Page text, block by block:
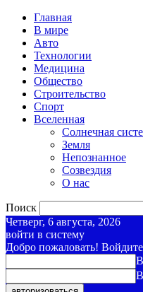
Главная
В мире
Авто
Технологии
Медицина
Общество
Строительство
Спорт
Вселенная
Солнечная
Земля
Непознанное
Созвездия
О нас
Поиск
Четверг, 6 августа, 2026
войти в систему
Добро пожаловать!